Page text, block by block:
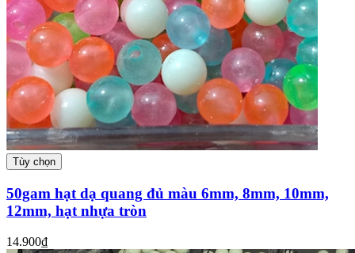
Tùy chọn
50gam hạt dạ quang đủ màu 6mm, 8mm, 10mm,
12mm, hạt nhựa tròn
14.900₫